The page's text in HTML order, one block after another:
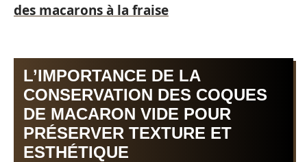
des macarons à la fraise
L’IMPORTANCE DE LA
CONSERVATION DES COQUES
DE MACARON VIDE POUR
PRÉSERVER TEXTURE ET
ESTHÉTIQUE